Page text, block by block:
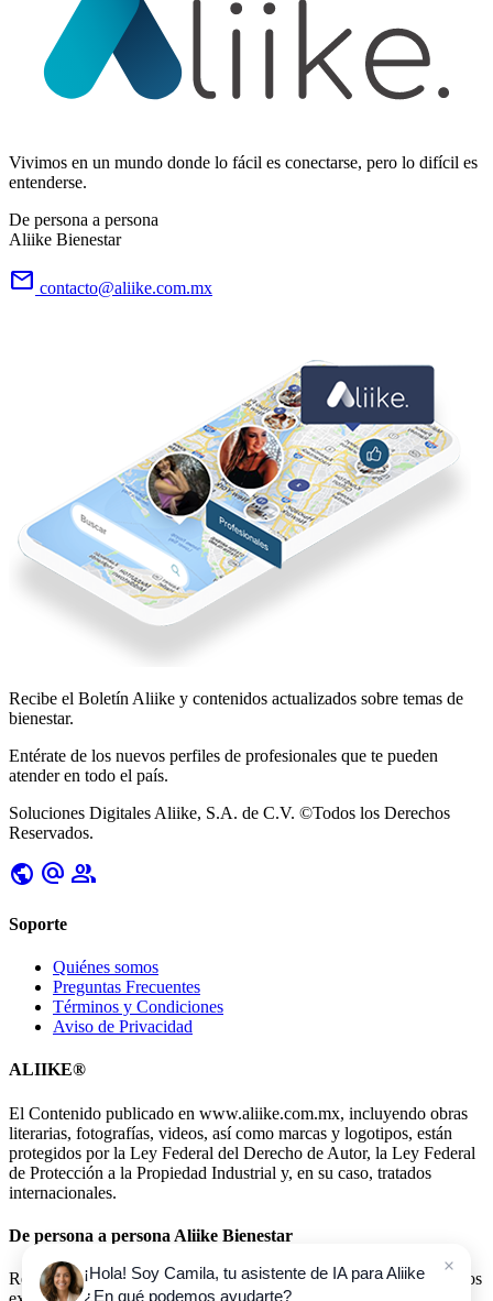
Vivimos en un mundo donde lo fácil es conectarse, pero lo difícil es
entenderse.
De persona a persona
Aliike Bienestar
email contacto@aliike.com.mx
Recibe el Boletín Aliike y contenidos actualizados sobre temas de
bienestar.
Entérate de los nuevos perfiles de profesionales que te pueden
atender en todo el país.
Soluciones Digitales Aliike, S.A. de C.V. ©Todos los Derechos
Reservados.
public alternate_email group
Soporte
Quiénes somos
Preguntas Frecuentes
Términos y Condiciones
Aviso de Privacidad
ALIIKE®
El Contenido publicado en www.aliike.com.mx, incluyendo obras
literarias, fotografías, videos, así como marcas y logotipos, están
protegidos por la Ley Federal del Derecho de Autor, la Ley Federal
de Protección a la Propiedad Industrial y, en su caso, tratados
internacionales.
De persona a persona Aliike Bienestar
Reciba información semanal sobre bienestar e invitaciones a eventos
¡Hola! Soy Camila, tu asistente de IA para Aliike
¿En qué podemos ayudarte?